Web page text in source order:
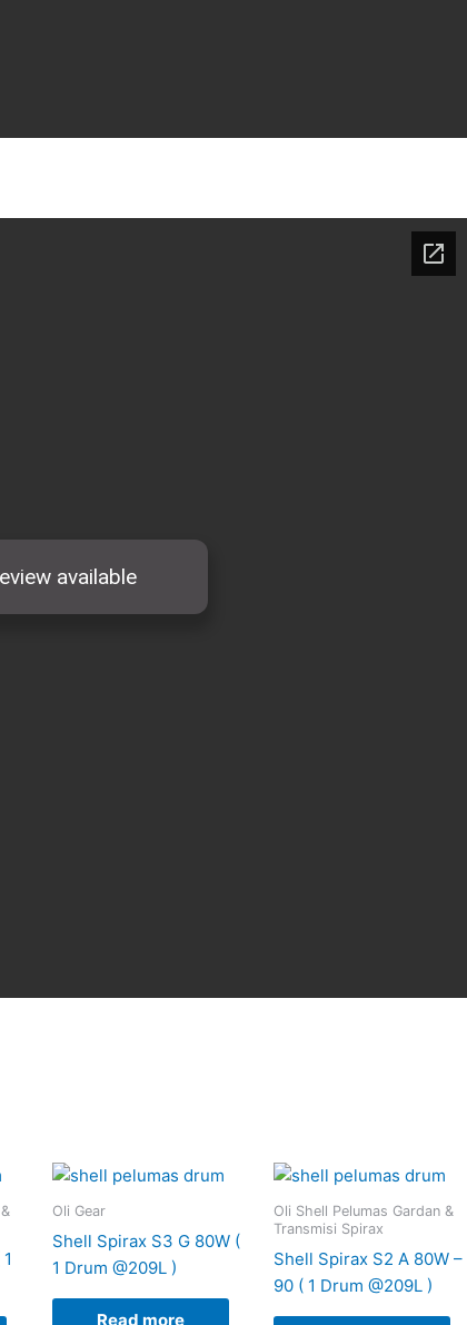
Oli Gear
Shell Spirax S3 G 80W (
1 Drum @209L )
Read more
Oli Shell Pelumas Gardan &
Transmisi Spirax
Shell Spirax S2 A 80W –
90 ( 1 Drum @209L )